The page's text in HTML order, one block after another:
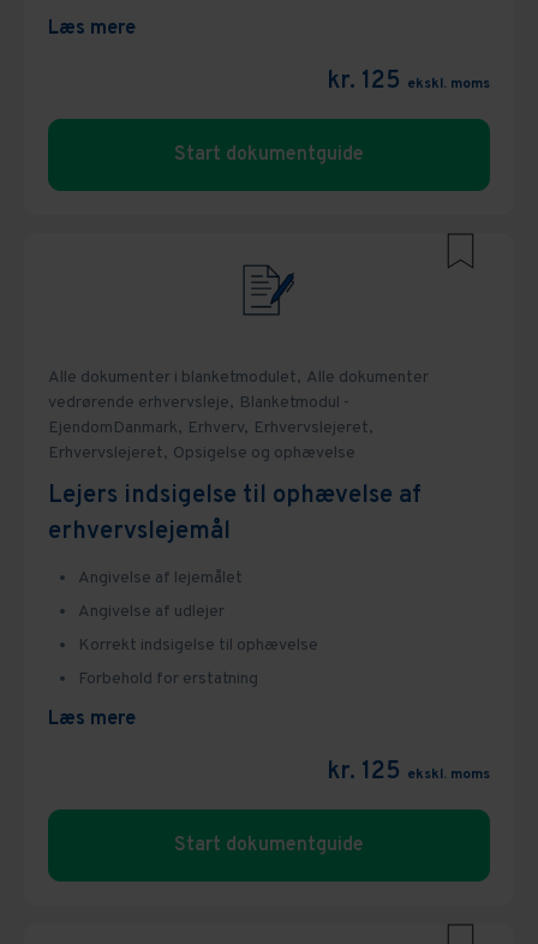
Læs mere
kr. 125 ekskl. moms
Start dokumentguide
Alle dokumenter i blanketmodulet, Alle dokumenter
vedrørende erhvervsleje, Blanketmodul -
EjendomDanmark, Erhverv, Erhvervslejeret,
Erhvervslejeret, Opsigelse og ophævelse
Lejers indsigelse til ophævelse af
erhvervslejemål
Angivelse af lejemålet
Angivelse af udlejer
Korrekt indsigelse til ophævelse
Forbehold for erstatning
Læs mere
kr. 125 ekskl. moms
Start dokumentguide